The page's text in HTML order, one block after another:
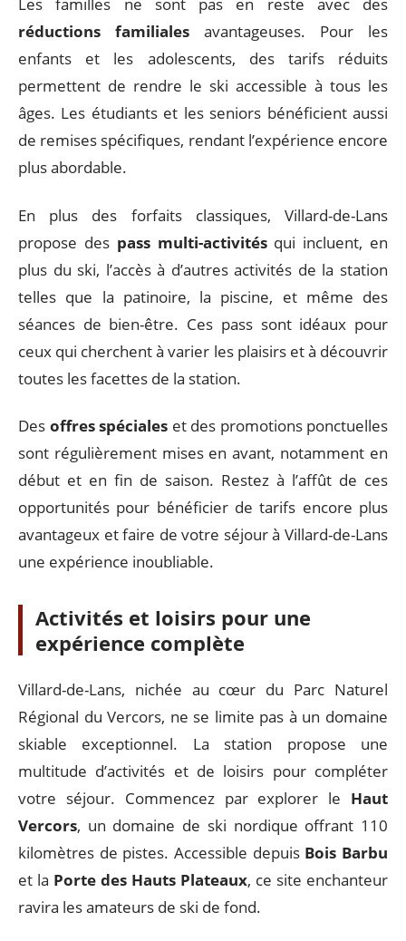
réductions familiales avantageuses. Pour les
enfants et les adolescents, des tarifs réduits
permettent de rendre le ski accessible à tous les
âges. Les étudiants et les seniors bénéficient aussi
de remises spécifiques, rendant l’expérience encore
plus abordable.
En plus des forfaits classiques, Villard-de-Lans
propose des pass multi-activitésqui incluent, en
plus du ski, l’accès à d’autres activités de la station
telles que la patinoire, la piscine, et même des
séances de bien-être. Ces pass sont idéaux pour
ceux qui cherchent à varier les plaisirs et à découvrir
toutes les facettes de la station.
Des offres spéciales et des promotions ponctuelles
sont régulièrement mises en avant, notamment en
début et en fin de saison. Restez à l’affût de ces
opportunités pour bénéficier de tarifs encore plus
avantageux et faire de votre séjour à Villard-de-Lans
une expérience inoubliable.
Activités et loisirs pour une
expérience complète
Villard-de-Lans, nichée au cœur du Parc Naturel
Régional du Vercors, ne se limite pas à un domaine
skiable exceptionnel. La station propose une
multitude d’activités et de loisirs pour compléter
votre séjour. Commencez par explorer le Haut
Vercors, un domaine de ski nordique offrant 110
kilomètres de pistes. Accessible depuis Bois Barbu
et la Porte des Hauts Plateaux, ce site enchanteur
ravira les amateurs de ski de fond.